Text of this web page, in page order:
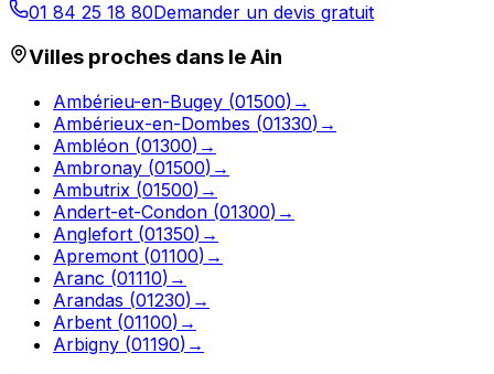
01 84 25 18 80Demander un devis gratuit
Villes proches dans leAin
Ambérieu-en-Bugey (01500) →
Ambérieux-en-Dombes (01330) →
Ambléon (01300) →
Ambronay (01500) →
Ambutrix (01500) →
Andert-et-Condon (01300) →
Anglefort (01350) →
Apremont (01100) →
Aranc (01110) →
Arandas (01230) →
Arbent (01100) →
Arbigny (01190) →